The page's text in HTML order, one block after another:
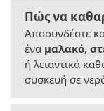
Πώς να
Αποσυνδέστε
ένα μαλακό,
ή λειαντικά
συσκευή σε